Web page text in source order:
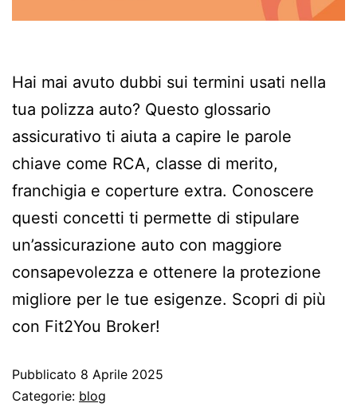
Hai mai avuto dubbi sui termini usati nella
tua polizza auto? Questo glossario
assicurativo ti aiuta a capire le parole
chiave come RCA, classe di merito,
franchigia e coperture extra. Conoscere
questi concetti ti permette di stipulare
un’assicurazione auto con maggiore
consapevolezza e ottenere la protezione
migliore per le tue esigenze. Scopri di più
con Fit2You Broker!
Pubblicato 8 Aprile 2025
Categorie: blog